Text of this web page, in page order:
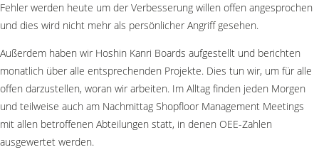
Fehler werden heute um der Verbesserung willen offen angesprochen
und dies wird nicht mehr als persönlicher Angriff gesehen.
Außerdem haben wir Hoshin Kanri Boards aufgestellt und berichten
monatlich über alle entsprechenden Projekte. Dies tun wir, um für alle
offen darzustellen, woran wir arbeiten. Im Alltag finden jeden Morgen
und teilweise auch am Nachmittag Shopfloor Management Meetings
mit allen betroffenen Abteilungen statt, in denen OEE-Zahlen
ausgewertet werden.